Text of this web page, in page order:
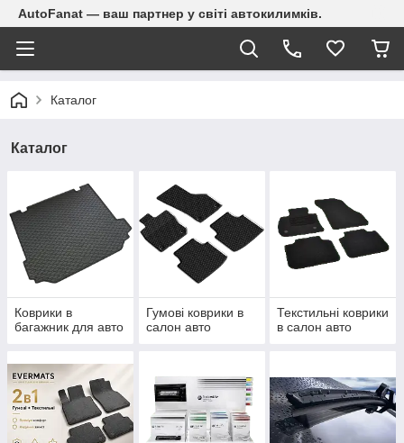
AutoFanat — ваш партнер у світі автокилимків.
Каталог
Каталог
Коврики в
багажник для авто
Гумові коврики в
салон авто
Текстильні коврики
в салон авто